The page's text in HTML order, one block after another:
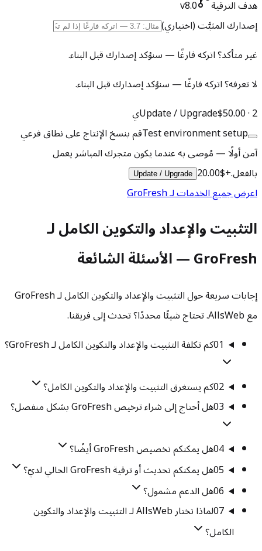
هدف الترقية
v8.0
إصدارك المثبَّت(اختياري)
غير متأكد؟ اتركه فارغًا — سنؤكد إصدارك قبل البناء.
لا تعرفه؟ اتركه فارغًا — سنؤكد إصدارك قبل البناء.
Update / Upgrade$50.00·2ي
Test environment setupقم بنسخ الإنتاج على نطاق فرعي
آمن أولًا — مُوصى به عندما يكون متجرك المباشر يعمل
بالفعل.+
$20.00
Update / Upgrade
اعرض جميع الخدمات لـ GroFresh
التثبيت والإعداد والتكوين الكامل لـ
GroFresh — الأسئلة الشائعة
إجابات سريعة حول التثبيت والإعداد والتكوين الكامل لـ GroFresh
مع AllsWeb. تحتاج شيئًا محددًا؟ تحدث إلى فريقنا.
01كم تكلفة التثبيت والإعداد والتكوين الكامل لـ GroFresh؟
02كم يستغرق التثبيت والإعداد والتكوين الكامل؟
03هل أحتاج إلى شراء ترخيص GroFresh بشكل منفصل؟
04هل يمكنكم تخصيص GroFresh أيضًا؟
05هل يمكنكم تحديث أو ترقية GroFresh الحالي لديّ؟
06هل الدعم مشمول؟
07
لماذا تختار AllsWeb لـ التثبيت والإعداد والتكوين
الكامل؟